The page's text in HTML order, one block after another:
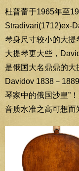
杜普蕾于1965年至
Stradivari(1712)ex-
琴身尺寸较小的大
大提琴更大些，
是俄国大名鼎鼎的大
Davidov 1838－
琴家中的俄国沙皇”
音质水准之高可想而